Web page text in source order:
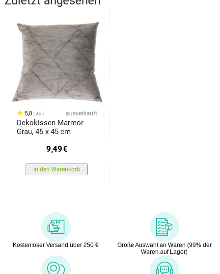
5,0 4x ausverkauft
Dekokissen Marmor
Grau, 45 x 45 cm
9,49€
In den Warenkorb
Kostenloser Versand über 250 €
Große Auswahl an Waren (99% der
Waren auf Lager)